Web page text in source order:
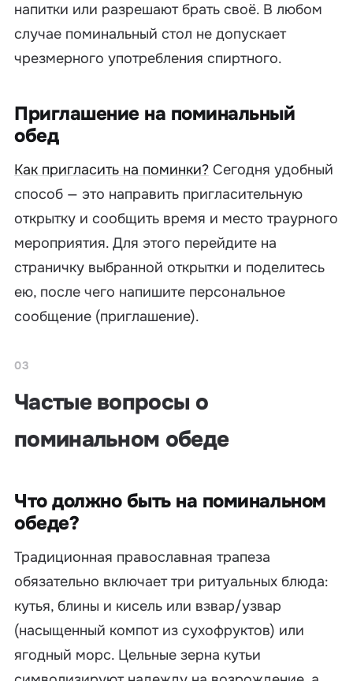
напитки или разрешают брать своё. В любом
случае поминальный стол не допускает
чрезмерного употребления спиртного.
Приглашение на поминальный
обед
Как пригласить на поминки? Сегодня удобный
способ — это направить пригласительную
открытку и сообщить время и место траурного
мероприятия. Для этого перейдите на
страничку выбранной открытки и поделитесь
ею, после чего напишите персональное
сообщение (приглашение).
03
Частые вопросы о
поминальном обеде
Что должно быть на поминальном
обеде?
Традиционная православная трапеза
обязательно включает три ритуальных блюда:
кутья, блины и кисель или взвар/узвар
(насыщенный компот из сухофруктов) или
ягодный морс. Цельные зерна кутьи